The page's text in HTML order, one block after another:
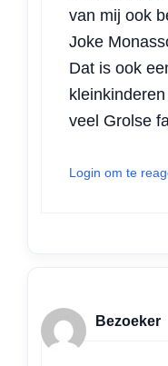
van mij ook
Joke
Dat is ook
veel Grolse
Login om te
Bezoeker